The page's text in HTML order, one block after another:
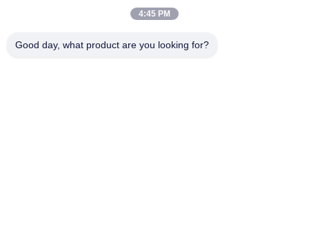
hoge precisie en efficiëntie
Cutting Machine met PLC-besturing
4:45 PM
Good day, what product are you looking for?